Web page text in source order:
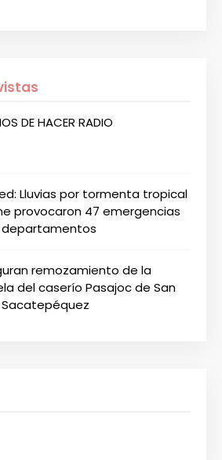
DE HACER RADIO
Lluvias por tormenta tropical
provocaron 47 emergencias
departamentos
remozamiento de la
del caserío Pasajoc de San